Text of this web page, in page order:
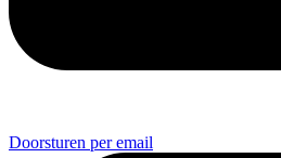
Doorsturen per email